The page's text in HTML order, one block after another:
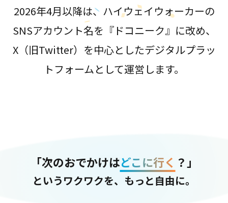
2026年4月以降は、ハイウェイウォーカーの
SNSアカウント名を『ドコニーク』に改め、
X（旧Twitter）を中心としたデジタルプラッ
トフォームとして運営します。
「次のおでかけはどこに行く ？」
というワクワクを、もっと自由に。